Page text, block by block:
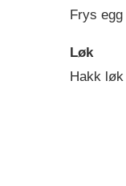
Frys
Løk
Hakk